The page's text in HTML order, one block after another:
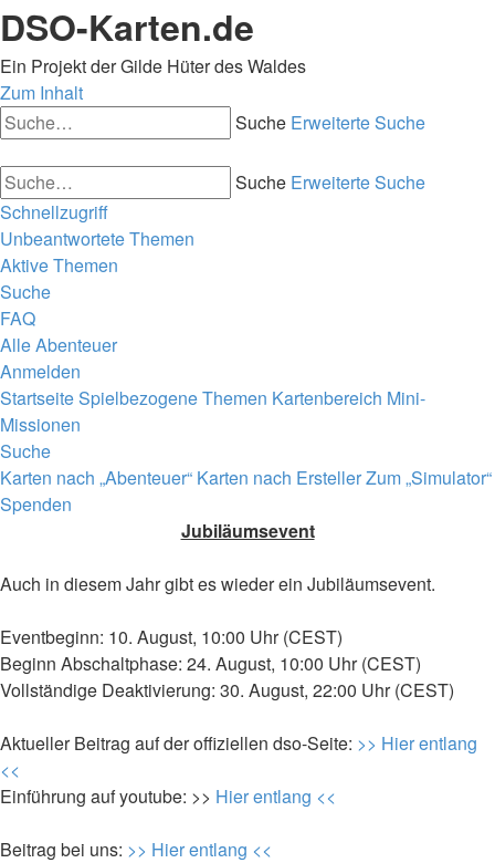
DSO-Karten.de
Ein Projekt der Gilde Hüter des Waldes
Zum Inhalt
Suche Erweiterte Suche
Suche Erweiterte Suche
Schnellzugriff
Unbeantwortete Themen
Aktive Themen
Suche
FAQ
Alle Abenteuer
Anmelden
StartseiteSpielbezogene Themen Kartenbereich Mini-
Missionen
Suche
Karten nach „Abenteuer“ Karten nach ErstellerZum „Simulator“
Spenden
Jubiläumsevent
Auch in diesem Jahr gibt es wieder ein Jubiläumsevent.
Eventbeginn: 10. August, 10:00 Uhr (CEST)
Beginn Abschaltphase: 24. August, 10:00 Uhr (CEST)
Vollständige Deaktivierung: 30. August, 22:00 Uhr (CEST)
Aktueller Beitrag auf der offiziellen dso-Seite: >> Hier entlang
<<
Einführung auf youtube: >> Hier entlang <<
Beitrag bei uns: >> Hier entlang <<